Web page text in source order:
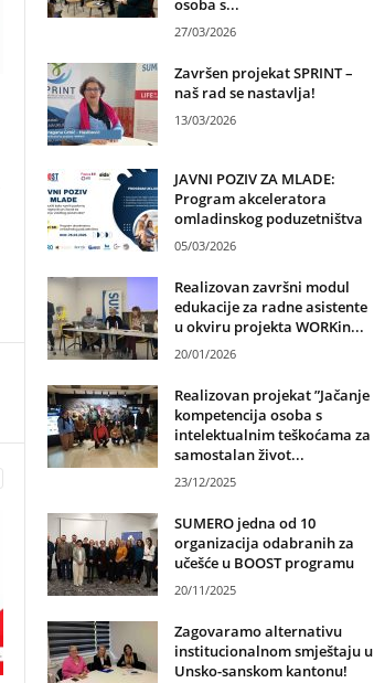
osoba s...
27/03/2026
Završen projekat SPRINT –
naš rad se nastavlja!
13/03/2026
JAVNI POZIV ZA MLADE:
Program akceleratora
omladinskog poduzetništva
05/03/2026
Realizovan završni modul
edukacije za radne asistente
u okviru projekta WORKin...
20/01/2026
Realizovan projekat ”Jačanje
kompetencija osoba s
intelektualnim teškoćama za
samostalan život...
23/12/2025
SUMERO jedna od 10
organizacija odabranih za
učešće u BOOST programu
20/11/2025
Zagovaramo alternativu
institucionalnom smještaju u
Unsko-sanskom kantonu!